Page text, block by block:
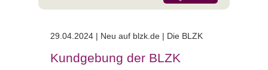
29.04.2024 | Neu auf blzk.de | Die BLZK
Kundgebung der BLZK